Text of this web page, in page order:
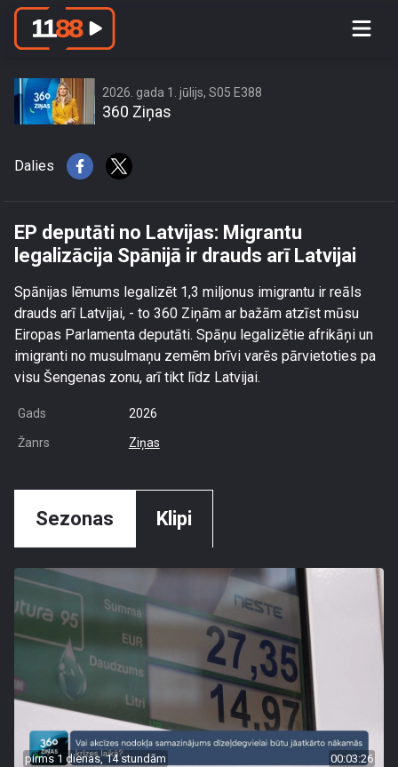
EP deputāti no Latvijas: Migrantu
2026. gada 1. jūlijs, S05 E388
360 Ziņas
Dalies
EP deputāti no Latvijas: Migrantu
legalizācija Spānijā ir drauds arī Latvijai
Spānijas lēmums legalizēt 1,3 miljonus imigrantu ir reāls
drauds arī Latvijai, - to 360 Ziņām ar bažām atzīst mūsu
Eiropas Parlamenta deputāti. Spāņu legalizētie afrikāņi un
imigranti no musulmaņu zemēm brīvi varēs pārvietoties pa
visu Šengenas zonu, arī tikt līdz Latvijai.
Gads 2026
Žanrs Ziņas
Sezonas Klipi
pirms 1 dienas, 14 stundām 00:03:26